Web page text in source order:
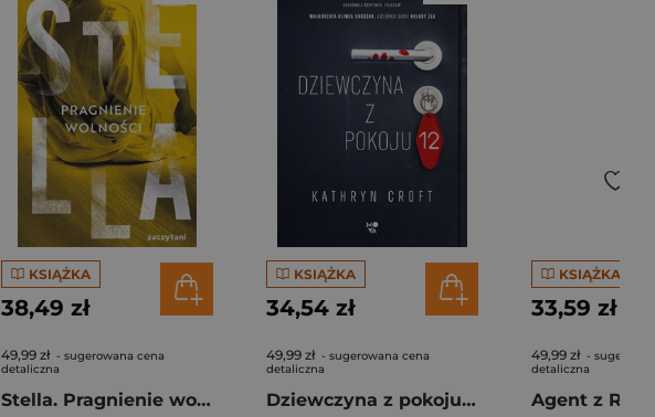
KSIĄŻKA
38,49 zł
49,99 zł - sugerowana cena
detaliczna
Stella. Pragnienie wolności
KSIĄŻKA
34,54 zł
49,99 zł - sugerowana cena
detaliczna
Dziewczyna z pokoju 12
KSIĄŻKA
33,59 zł
49,99 zł -
detaliczna
Agent z